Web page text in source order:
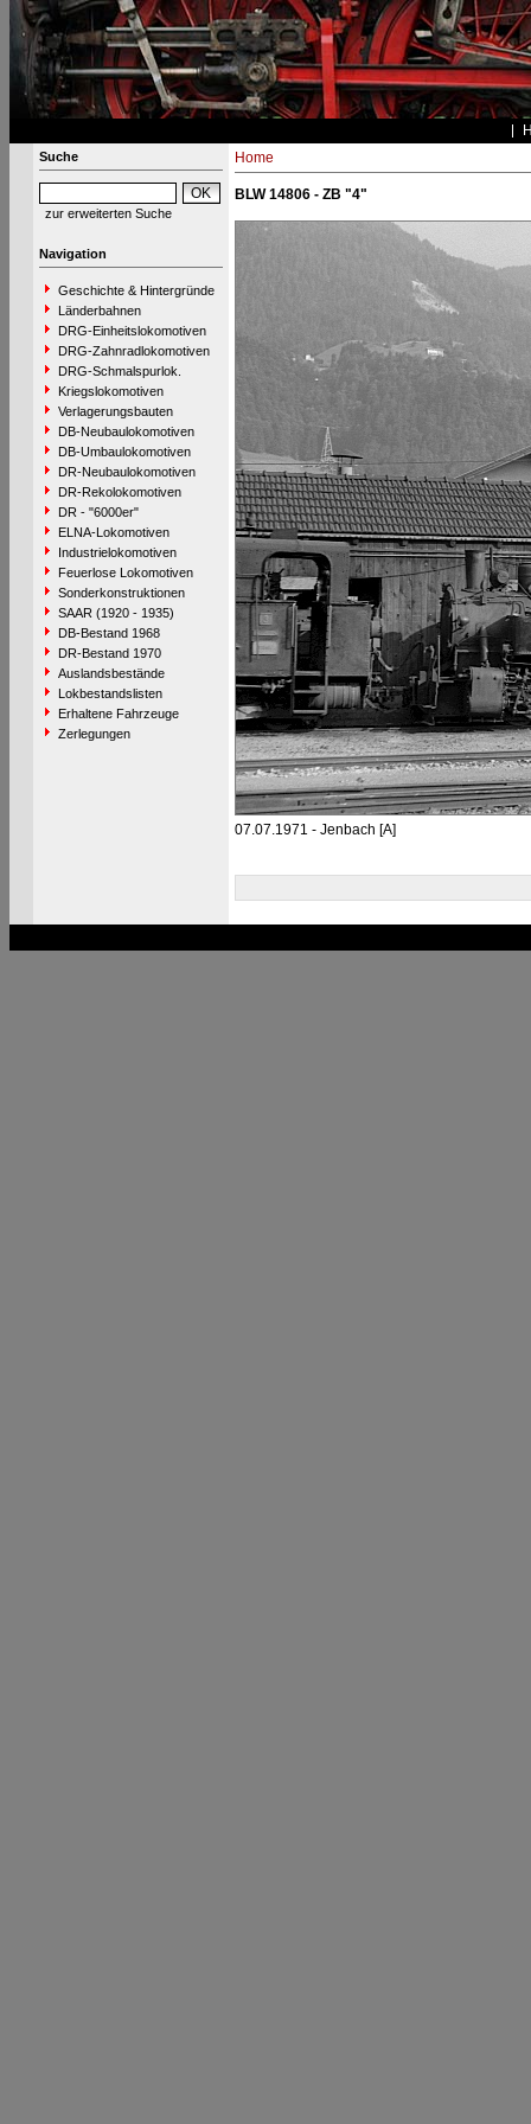
Suche
zur erweiterten Suche
Navigation
Geschichte & Hintergründe
Länderbahnen
DRG-Einheitslokomotiven
DRG-Zahnradlokomotiven
DRG-Schmalspurlok.
Kriegslokomotiven
Verlagerungsbauten
DB-Neubaulokomotiven
DB-Umbaulokomotiven
DR-Neubaulokomotiven
DR-Rekolokomotiven
DR - "6000er"
ELNA-Lokomotiven
Industrielokomotiven
Feuerlose Lokomotiven
Sonderkonstruktionen
SAAR (1920 - 1935)
DB-Bestand 1968
DR-Bestand 1970
Auslandsbestände
Lokbestandslisten
Erhaltene Fahrzeuge
Zerlegungen
Home
BLW 14806 - ZB "4"
07.07.1971 - Jenbach [A]